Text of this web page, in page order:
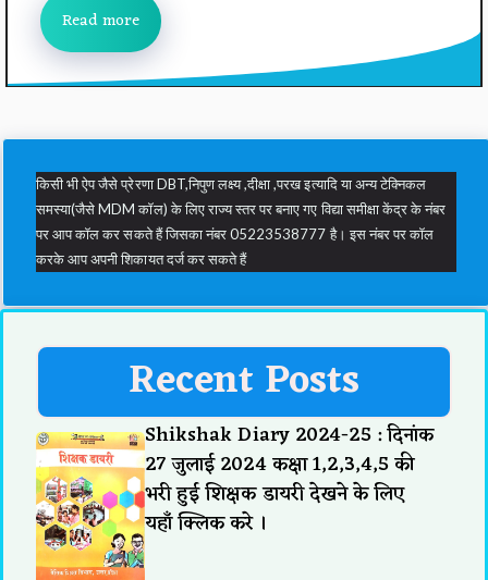
Read more
किसी भी ऐप जैसे प्रेरणा DBT,निपुण लक्ष्य ,दीक्षा ,परख इत्यादि या अन्य टेक्निकल
समस्या(जैसे MDM कॉल) के लिए राज्य स्तर पर बनाए गए विद्या समीक्षा केंद्र के नंबर
पर आप कॉल कर सकते हैं जिसका नंबर 05223538777 है। इस नंबर पर कॉल
करके आप अपनी शिकायत दर्ज कर सकते हैं
Recent Posts
Shikshak Diary 2024-25 : दिनांक
27 जुलाई 2024 कक्षा 1,2,3,4,5 की
भरी हुई शिक्षक डायरी देखने के लिए
यहाँ क्लिक करे ।